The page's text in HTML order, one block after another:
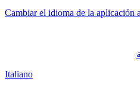
Cambiar el idioma de la aplicación
Italiano